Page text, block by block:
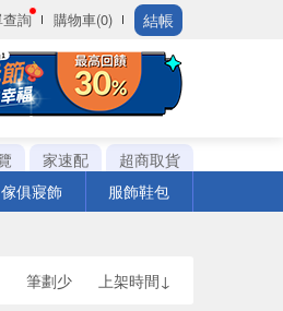
詢 購物車(0) 結帳
家速配
超商取貨
傢俱寢飾 服飾鞋包
筆劃少 上架時間↓